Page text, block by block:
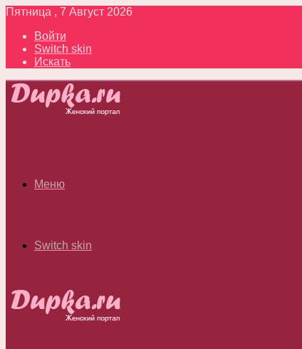
Пятница , 7 Август 2026
Войти
Switch skin
Искать
Меню
Switch skin